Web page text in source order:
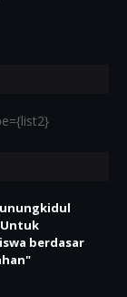
berdasar